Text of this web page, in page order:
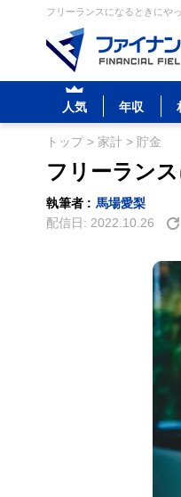
フリーランスになるときにや
人気 年収
トップ> 家計 > 貯金
フリーラン
執筆者 : 馬場愛梨
配信日: 2022.10.26